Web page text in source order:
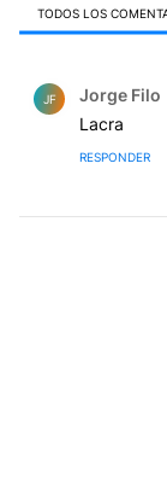
TODOS LOS
JF Jorge Filo
Lacra
RESPONDER